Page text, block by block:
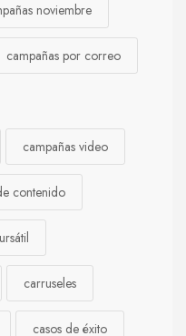
noviembre
campañas por correo
campañas video
contenido
carruseles
casos de éxito